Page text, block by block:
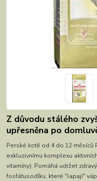
Z důvodu stálého
upřesněna po
Perské kotě od 4 do 12
exkluzivnímu komplexu
vitamíny). Pomáhá udržet
fosfátusodíku, které "lapají"